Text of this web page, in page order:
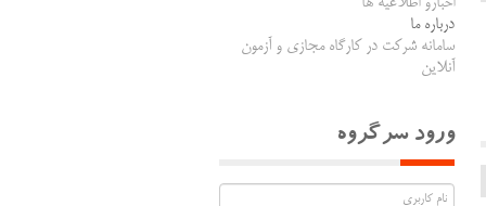
درباره ما
سامانه شرکت در کارگاه مجازی و آزمون
آنلاین
ورود سرگروه